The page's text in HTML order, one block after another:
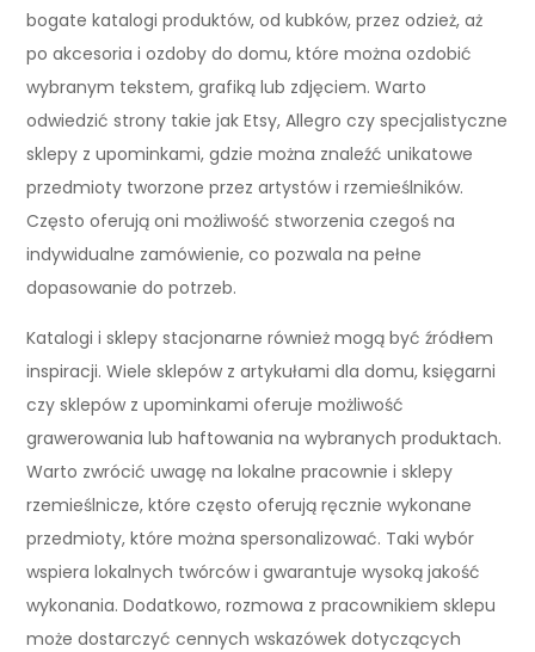
bogate katalogi produktów, od kubków, przez odzież, aż
po akcesoria i ozdoby do domu, które można ozdobić
wybranym tekstem, grafiką lub zdjęciem. Warto
odwiedzić strony takie jak Etsy, Allegro czy specjalistyczne
sklepy z upominkami, gdzie można znaleźć unikatowe
przedmioty tworzone przez artystów i rzemieślników.
Często oferują oni możliwość stworzenia czegoś na
indywidualne zamówienie, co pozwala na pełne
dopasowanie do potrzeb.
Katalogi i sklepy stacjonarne również mogą być źródłem
inspiracji. Wiele sklepów z artykułami dla domu, księgarni
czy sklepów z upominkami oferuje możliwość
grawerowania lub haftowania na wybranych produktach.
Warto zwrócić uwagę na lokalne pracownie i sklepy
rzemieślnicze, które często oferują ręcznie wykonane
przedmioty, które można spersonalizować. Taki wybór
wspiera lokalnych twórców i gwarantuje wysoką jakość
wykonania. Dodatkowo, rozmowa z pracownikiem sklepu
może dostarczyć cennych wskazówek dotyczących